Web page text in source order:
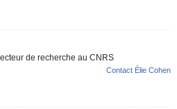
de recherche au CNRS
Contact Élie Cohen